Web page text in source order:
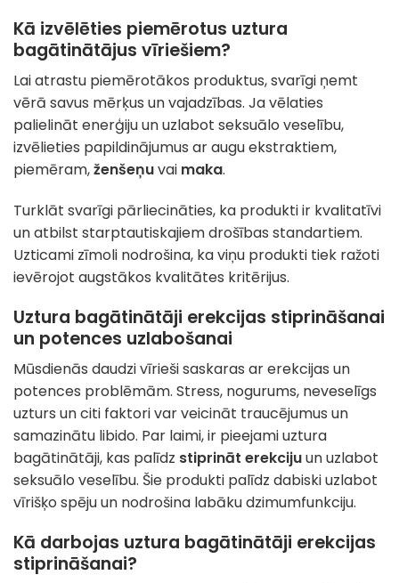
Kā izvēlēties piemērotus uztura
bagātinātājus vīriešiem?
Lai atrastu piemērotākos produktus, svarīgi ņemt
vērā savus mērķus un vajadzības. Ja vēlaties
palielināt enerģiju un uzlabot seksuālo veselību,
izvēlieties papildinājumus ar augu ekstraktiem,
piemēram,ženšeņuvai maka.
Turklāt svarīgi pārliecināties, ka produkti ir kvalitatīvi
un atbilst starptautiskajiem drošības standartiem.
Uzticami zīmoli nodrošina, ka viņu produkti tiek ražoti
ievērojot augstākos kvalitātes kritērijus.
Uztura bagātinātāji erekcijas stiprināšanai
un potences uzlabošanai
Mūsdienās daudzi vīrieši saskaras ar erekcijas un
potences problēmām. Stress, nogurums, neveselīgs
uzturs un citi faktori var veicināt traucējumus un
samazinātu libido. Par laimi, ir pieejami uztura
bagātinātāji, kas palīdz stiprināt erekcijuun uzlabot
seksuālo veselību. Šie produkti palīdz dabiski uzlabot
vīrišķo spēju un nodrošina labāku dzimumfunkciju.
Kā darbojas uztura bagātinātāji erekcijas
stiprināšanai?